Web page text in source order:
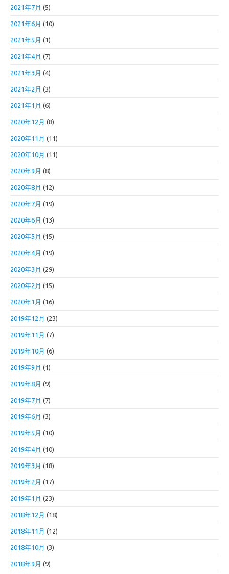
2021年7月 (5)
2021年6月 (10)
2021年5月 (1)
2021年4月 (7)
2021年3月 (4)
2021年2月 (3)
2021年1月 (6)
2020年12月 (8)
2020年11月 (11)
2020年10月 (11)
2020年9月 (8)
2020年8月 (12)
2020年7月 (19)
2020年6月 (13)
2020年5月 (15)
2020年4月 (19)
2020年3月 (29)
2020年2月 (15)
2020年1月 (16)
2019年12月 (23)
2019年11月 (7)
2019年10月 (6)
2019年9月 (1)
2019年8月 (9)
2019年7月 (7)
2019年6月 (3)
2019年5月 (10)
2019年4月 (10)
2019年3月 (18)
2019年2月 (17)
2019年1月 (23)
2018年12月 (18)
2018年11月 (12)
2018年10月 (3)
2018年9月 (9)